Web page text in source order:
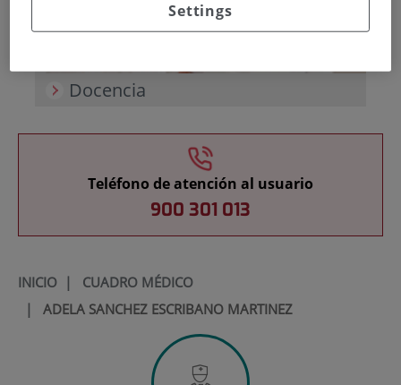
Docencia
Teléfono de atención al usuario
900 301 013
INICIO| CUADRO MÉDICO
| ADELA SANCHEZ ESCRIBANO MARTINEZ
Settings